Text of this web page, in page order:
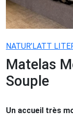
NATUR’LATT
Matelas
Souple
Un accueil très